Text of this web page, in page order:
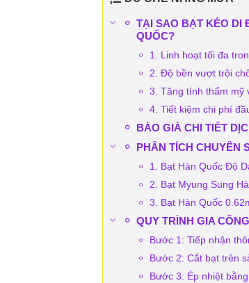
TẠI SAO BẠT KÉO DI
QUỐC?
1. Linh hoạt tối đa
2. Độ bền vượt trội
3. Tăng tính thẩm mỹ
4. Tiết kiệm chi phí
BÁO GIÁ CHI TIẾT
PHÂN TÍCH CHUYÊN
1. Bạt Hàn Quốc Độ
2. Bạt Myung Sung
3. Bạt Hàn Quốc
QUY TRÌNH GIA
Bước 1: Tiếp nhận
Bước 2: Cắt bạt trên
Bước 3: Ép nhiệt